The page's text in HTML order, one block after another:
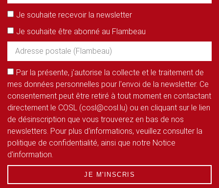
Je souhaite recevoir la newsletter
Je souhaite être abonné au Flambeau
Par la présente, j'autorise la collecte et le traitement de
mes données personnelles pour l'envoi de la newsletter. Ce
consentement peut être retiré à tout moment en contactant
directement le COSL (cosl@cosl.lu) ou en cliquant sur le lien
de désinscription que vous trouverez en bas de nos
newsletters. Pour plus d'informations, veuillez consulter la
politique de confidentialité, ainsi que notre Notice
d'information.
JE M'INSCRIS